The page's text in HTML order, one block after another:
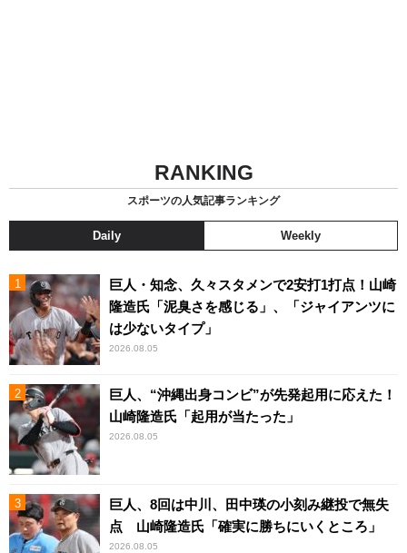
RANKING
スポーツの人気記事ランキング
Daily Weekly
巨人・知念、久々スタメンで2安打1打点！山崎
隆造氏「泥臭さを感じる」、「ジャイアンツに
は少ないタイプ」
2026.08.05
巨人、“沖縄出身コンビ”が先発起用に応えた！
山崎隆造氏「起用が当たった」
2026.08.05
巨人、8回は中川、田中瑛の小刻み継投で無失
点 山崎隆造氏「確実に勝ちにいくところ」
2026.08.05